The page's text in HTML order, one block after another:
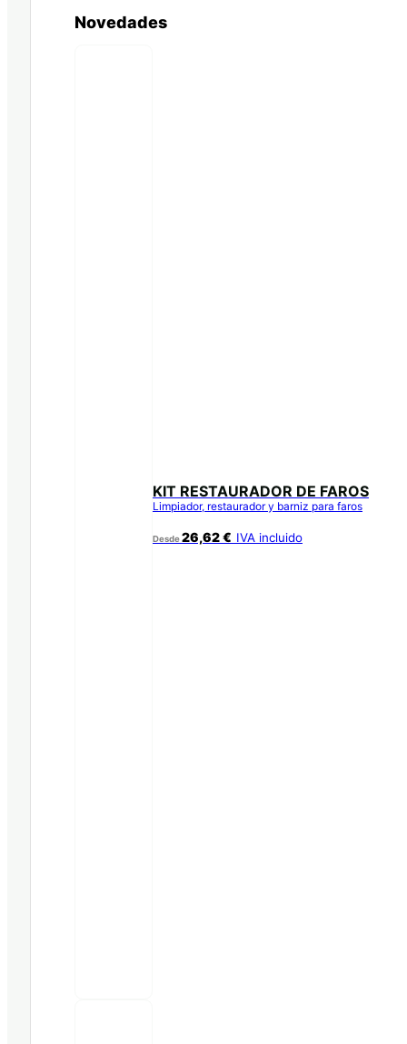
Novedades
KIT RESTAURADOR DE FAROS
Limpiador, restaurador y barniz para faros
Desde26,62€ IVA incluido